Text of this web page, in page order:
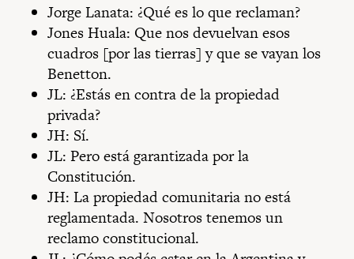
Jorge Lanata: ¿Qué es lo que reclaman?
Jones Huala: Que nos devuelvan esos
cuadros [por las tierras] y que se vayan los
Benetton.
JL: ¿Estás en contra de la propiedad
privada?
JH: Sí.
JL: Pero está garantizada por la
Constitución.
JH: La propiedad comunitaria no está
reglamentada. Nosotros tenemos un
reclamo constitucional.